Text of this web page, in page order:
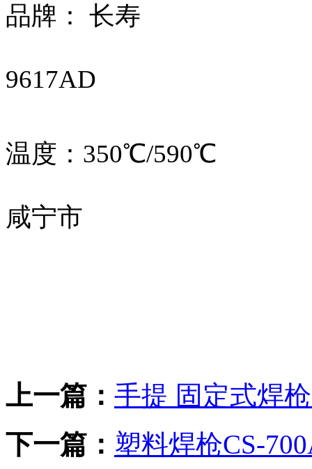
品牌：
温度： 350℃/590℃
咸宁市
上一篇： 手提 固定式焊
下一篇： 塑料焊枪CS-